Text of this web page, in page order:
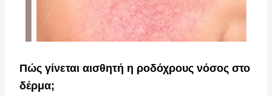
Πώς γίνεται αισθητή η ροδόχρους νόσος στο
δέρμα;